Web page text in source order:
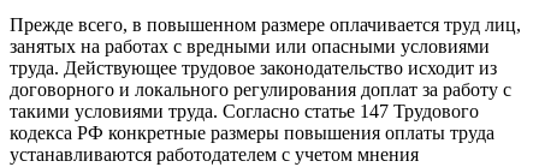
Прежде всего, в повышенном размере оплачивается труд лиц,
занятых на работах с вредными или опасными условиями
труда. Действующее трудовое законодательство исходит из
договорного и локального регулирования доплат за работу с
такими условиями труда. Согласно статье 147 Трудового
кодекса РФ конкретные размеры повышения оплаты труда
устанавливаются работодателем с учетом мнения